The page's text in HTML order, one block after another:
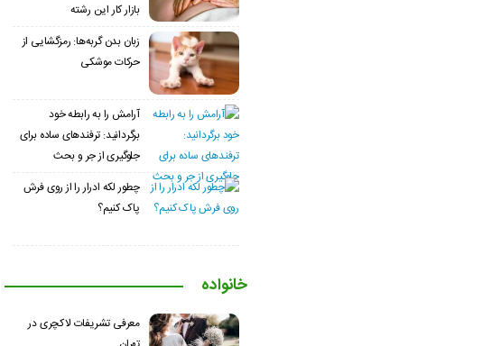
بازار کار این رشته
زبان بدن گربه‌ها: رمزگشایی از
حرکات موشکی
آرامش را به رابطه خود
برگردانید: ترفندهای ساده برای
جلوگیری از جر و بحث
چطور لکه ادرار را از روی فرش
پاک کنیم؟
خانواده
معرفی تشریفات لاکچری در